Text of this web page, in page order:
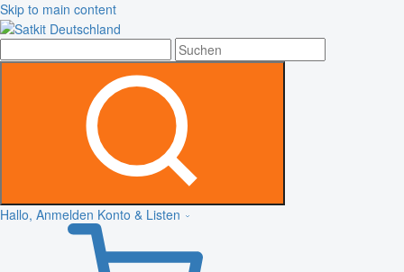
Skip to main content
Hallo, Anmelden Konto & Listen